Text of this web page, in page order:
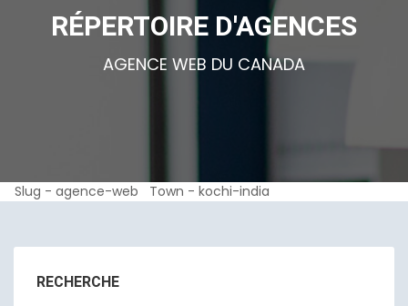
RÉPERTOIRE D'AGENCES
AGENCE WEB DU CANADA
Slug - agence-web Town - kochi-india
RECHERCHE